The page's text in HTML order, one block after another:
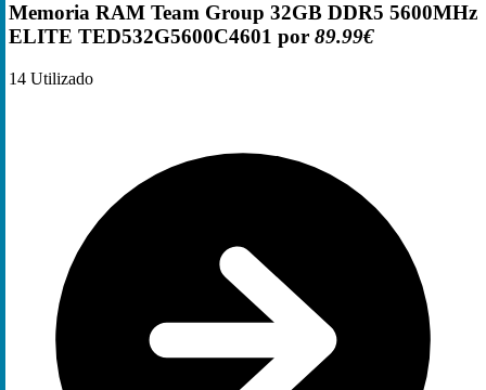
Memoria RAM Team Group 32GB DDR5 5600MHz
ELITE TED532G5600C4601 por 89.99€
14 Utilizado